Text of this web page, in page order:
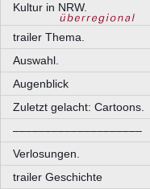
Kultur in NRW.
trailer Thema.
Auswahl.
Augenblick
Zuletzt gelacht: Cartoons.
––––––––––––––––––––
Verlosungen.
trailer Geschichte